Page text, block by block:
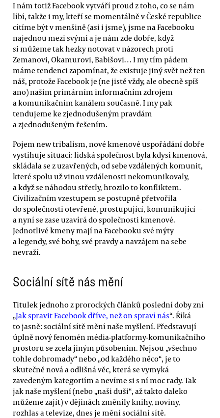
I nám totiž Facebook vytváří proud z toho, co se nám
líbí, takže i my, kteří se momentálně v České republice
cítíme být v menšině (asi i jsme), jsme na Facebooku
najednou mezi svými a je nám zde dobře, když
si můžeme tak hezky notovat v názorech proti
Zemanovi, Okamurovi, Babišovi… I my tím pádem
máme tendenci zapomínat, že existuje jiný svět než ten
náš, protože Facebook je (ne jistě vždy, ale obecně spíš
ano) našim primárním informačním zdrojem
a komunikačním kanálem současně. I my pak
tendujeme ke zjednodušeným pravdám
a zjednodušeným řešením.
Pojem new tribalism, nové kmenové uspořádání dobře
vystihuje situaci: lidská společnost byla kdysi kmenová,
skládala se z uzavřených, od sebe vzdálených komunit,
které spolu už vinou vzdálenosti nekomunikovaly,
a když se náhodou střetly, hrozilo to konfliktem.
Civilizačním vzestupem se postupně přetvořila
do společnosti otevřené, prostupující, komunikující —
a nyní se zase uzavírá do společnosti kmenové.
Jednotlivé kmeny mají na Facebooku své mýty
a legendy, své bohy, své pravdy a navzájem na sebe
nevraží.
Sociální sítě nás mění
Titulek jednoho z prorockých článků poslední doby zní
„Jak spravit Facebook dříve, než on spraví nás“. Říká
to jasně: sociální sítě mění naše myšlení. Představují
úplně nový fenomén média-platformy-komunikačního
prostoru se zcela jiným působením. Nejsou „všechno
tohle dohromady“ nebo „od každého něco“, je to
skutečně nová a odlišná věc, která se vymyká
zavedeným kategoriím a nevíme si s ní moc rady. Tak
jak naše myšlení (nebo „naši duši“, až takto daleko
můžeme zajít) v dějinách změnily knihy, noviny,
rozhlas a televize, dnes je mění sociální sítě.